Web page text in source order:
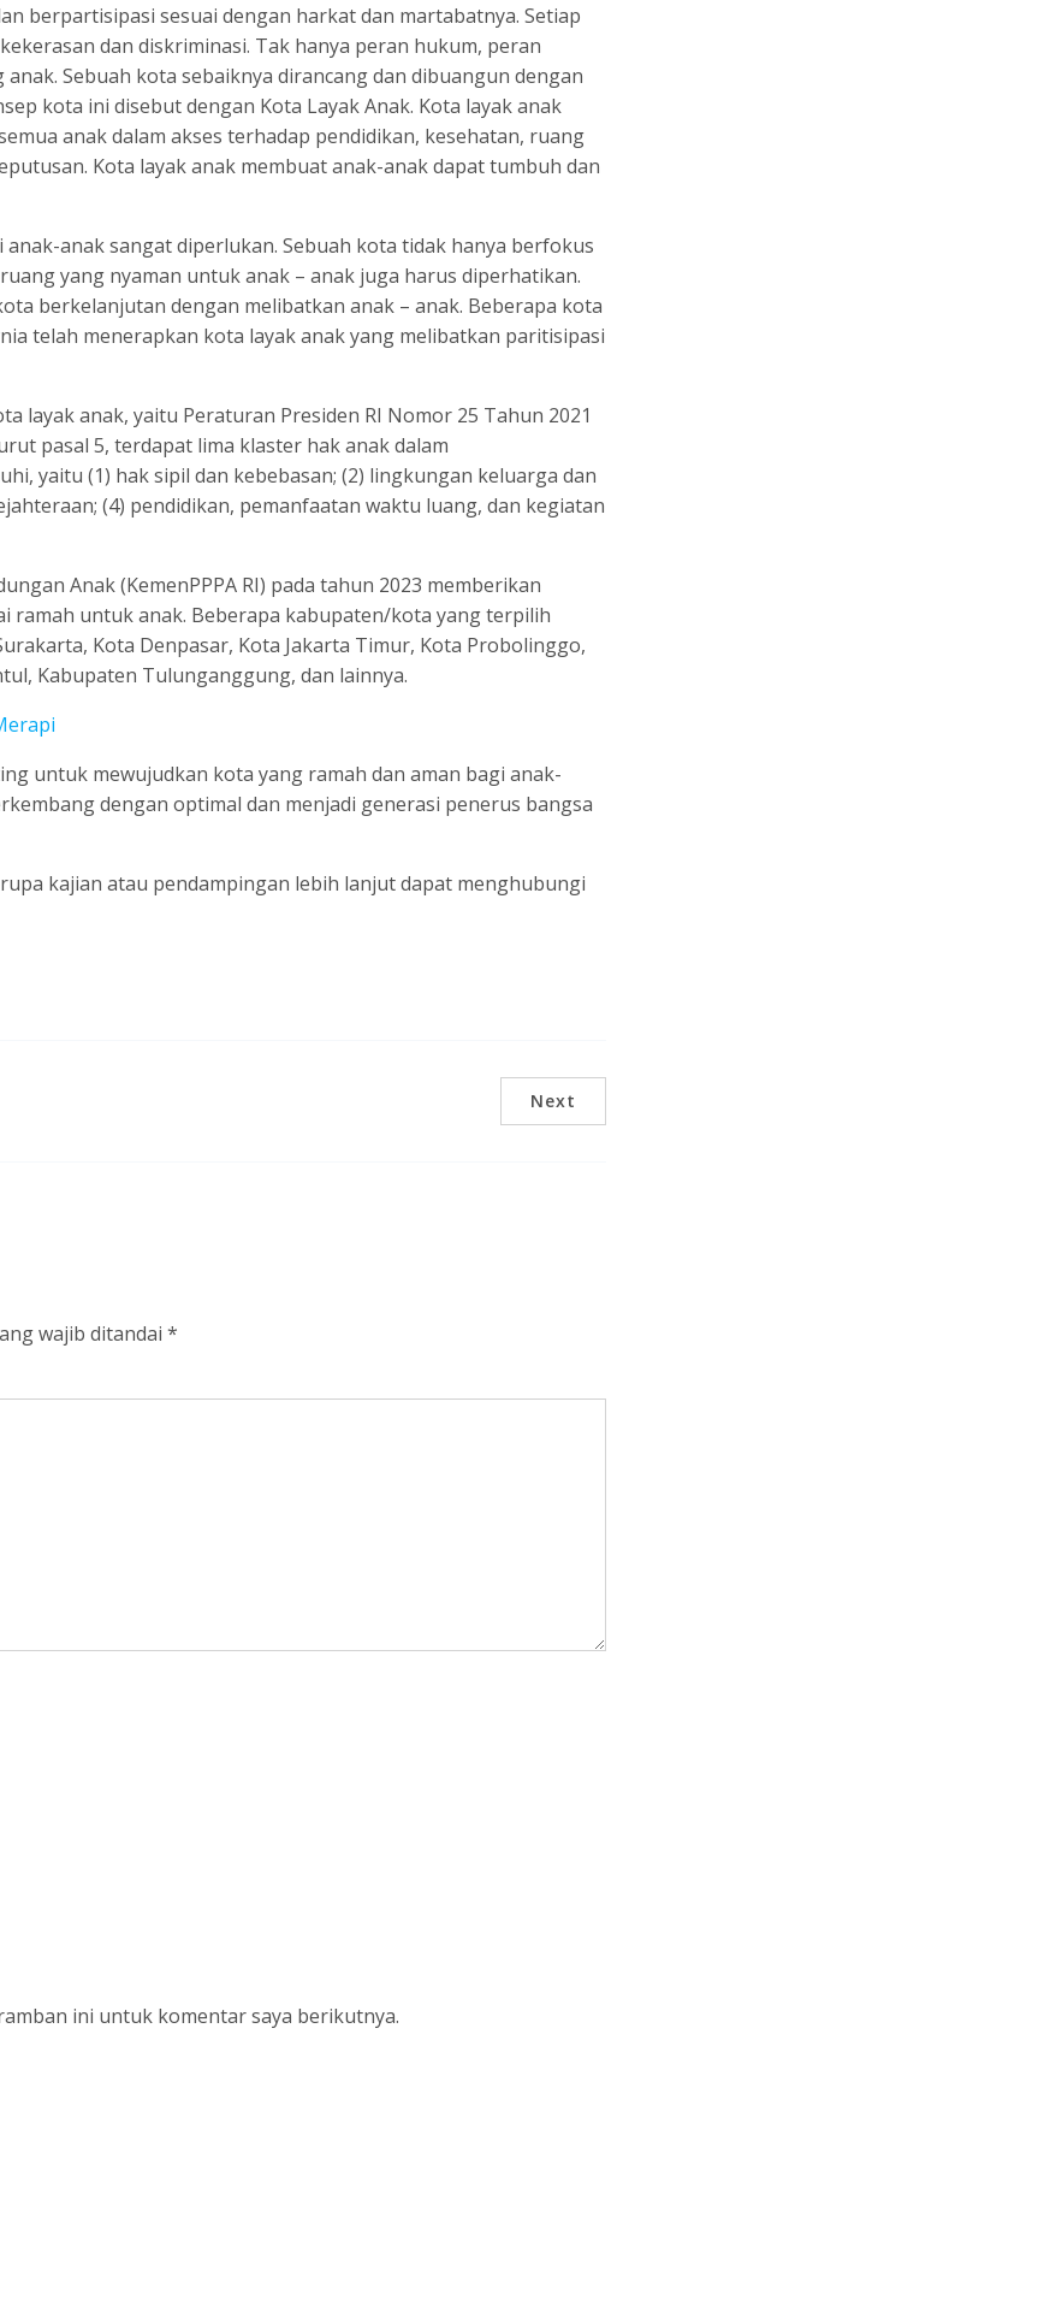
berpartisipasi sesuai dengan harkat dan martabatnya. Setiap
dan diskriminasi. Tak hanya peran hukum, peran
Sebuah kota sebaiknya dirancang dan dibuangun dengan
kota ini disebut dengan Kota Layak Anak. Kota layak anak
anak dalam akses terhadap pendidikan, kesehatan, ruang
Kota layak anak membuat anak-anak dapat tumbuh dan
anak sangat diperlukan. Sebuah kota tidak hanya berfokus
yang nyaman untuk anak – anak juga harus diperhatikan.
berkelanjutan dengan melibatkan anak – anak. Beberapa kota
telah menerapkan kota layak anak yang melibatkan paritisipasi
layak anak, yaitu Peraturan Presiden RI Nomor 25 Tahun 2021
pasal 5, terdapat lima klaster hak anak dalam
yaitu (1) hak sipil dan kebebasan; (2) lingkungan keluarga dan
(4) pendidikan, pemanfaatan waktu luang, dan kegiatan
Anak (KemenPPPA RI) pada tahun 2023 memberikan
ramah untuk anak. Beberapa kabupaten/kota yang terpilih
Kota Denpasar, Kota Jakarta Timur, Kota Probolinggo,
Kabupaten Tulunganggung, dan lainnya.
untuk mewujudkan kota yang ramah dan aman bagi anak-
dengan optimal dan menjadi generasi penerus bangsa
kajian atau pendampingan lebih lanjut dapat menghubungi
Next
wajib ditandai *
ini untuk komentar saya berikutnya.